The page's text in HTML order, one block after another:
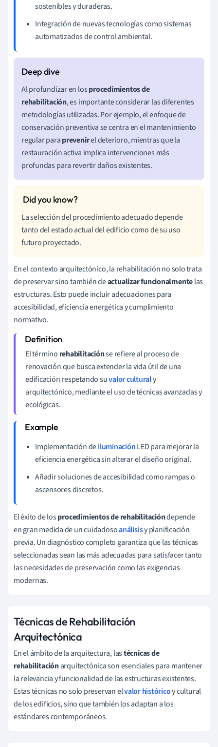
sostenibles y duraderas.
Integración de nuevas tecnologías como sistemas
automatizados de control ambiental.
Al profundizar en losprocedimientos de
rehabilitación, es importante considerar las diferentes
metodologías utilizadas. Por ejemplo, el enfoque de
conservación preventiva se centra en el mantenimiento
regular paraprevenirel deterioro, mientras que la
restauración activa implica intervenciones más
profundas para revertir daños existentes.
La selección del procedimiento adecuado depende
tanto del estado actual del edificio como de su uso
futuro proyectado.
En el contexto arquitectónico, la rehabilitación no solo trata
de preservar sino también deactualizar funcionalmentelas
estructuras. Esto puede incluir adecuaciones para
accesibilidad, eficiencia energética y cumplimiento
normativo.
El término rehabilitaciónse refiere al proceso de
renovación que busca extender la vida útil de una
edificación respetando suvalor culturaly
arquitectónico, mediante el uso de técnicas avanzadas y
ecológicas.
Implementación deiluminaciónLED para mejorar la
eficiencia energética sin alterar el diseño original.
Añadir soluciones de accesibilidad como rampas o
ascensores discretos.
El éxito de losprocedimientos de rehabilitacióndepende
en gran medida de un cuidadosoanálisisy planificación
previa. Un diagnóstico completo garantiza que las técnicas
seleccionadas sean las más adecuadas para satisfacer tanto
las necesidades de preservación como las exigencias
modernas.
Técnicas de Rehabilitación
Arquitectónica
En el ámbito de la arquitectura, lastécnicas de
rehabilitaciónarquitectónica son esenciales para mantener
la relevancia y funcionalidad de las estructuras existentes.
Estas técnicas no solo preservan elvalor históricoy cultural
de los edificios, sino que también los adaptan a los
estándares contemporáneos.